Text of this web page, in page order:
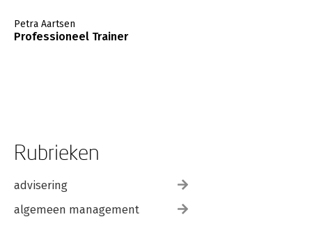
Petra Aartsen
Professioneel Trainer
Rubrieken
advisering
algemeen management